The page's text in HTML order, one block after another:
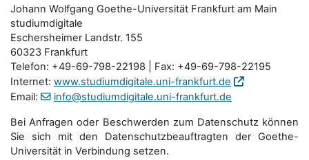
Johann Wolfgang Goethe-Universität Frankfurt am Main
studiumdigitale
Eschersheimer Landstr. 155
60323 Frankfurt
Telefon: +49-69-798-22198 | Fax: +49-69-798-22195
Internet: www.studiumdigitale.uni-frankfurt.de
Email:
info@studiumdigitale.uni-frankfurt.de
Bei Anfragen oder Beschwerden zum Datenschutz können
Sie sich mit den Datenschutz­beauftragten der Goethe-
Universität in Verbindung setzen.